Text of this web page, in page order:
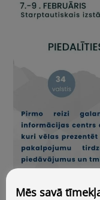
Mēs savā